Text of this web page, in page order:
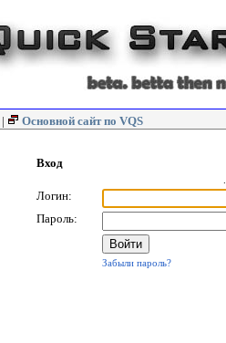
| Основной сайт по VQS
Вход
Логин:
Пароль:
Забыли пароль?